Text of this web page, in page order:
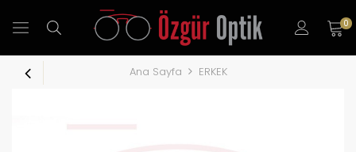
0
Ana Sayfa ERKEK